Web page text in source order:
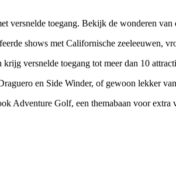
versnelde toegang. Bekijk de wonderen
shows met Californische zeeleeuwen,
versnelde toegang tot meer dan 10
en Side Winder, of gewoon lekker
Adventure Golf, een themabaan voor extra